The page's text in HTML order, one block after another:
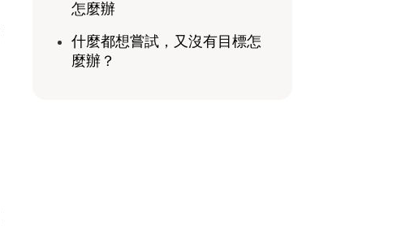
怎麼辦
什麼都想嘗試，又沒有目標怎
麼辦？